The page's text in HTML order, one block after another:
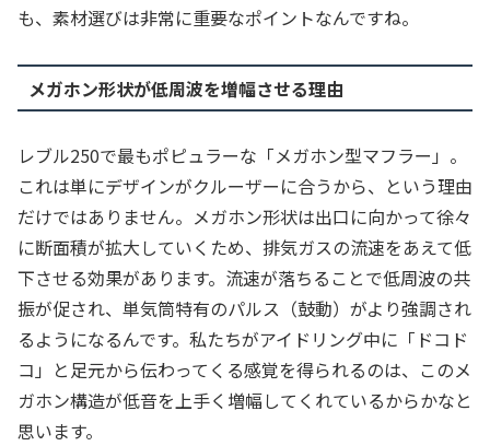
も、素材選びは非常に重要なポイントなんですね。
メガホン形状が低周波を増幅させる理由
レブル250で最もポピュラーな「メガホン型マフラー」。
これは単にデザインがクルーザーに合うから、という理由
だけではありません。メガホン形状は出口に向かって徐々
に断面積が拡大していくため、排気ガスの流速をあえて低
下させる効果があります。流速が落ちることで低周波の共
振が促され、単気筒特有のパルス（鼓動）がより強調され
るようになるんです。私たちがアイドリング中に「ドコド
コ」と足元から伝わってくる感覚を得られるのは、このメ
ガホン構造が低音を上手く増幅してくれているからかなと
思います。